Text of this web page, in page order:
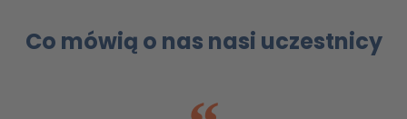
Co mówią o nas nasi uczestnicy